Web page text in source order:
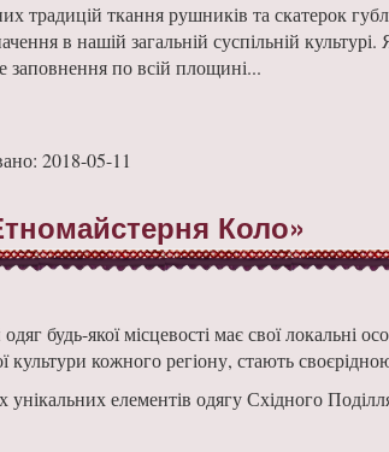
традицій ткання рушників та скатерок
в нашій за­гальній суспільній
заповнення по всій площині...
2018-05-11
Коло»
будь-якої місцевості має свої локальні
культури кожного регіону, стають
елементів одягу Східного